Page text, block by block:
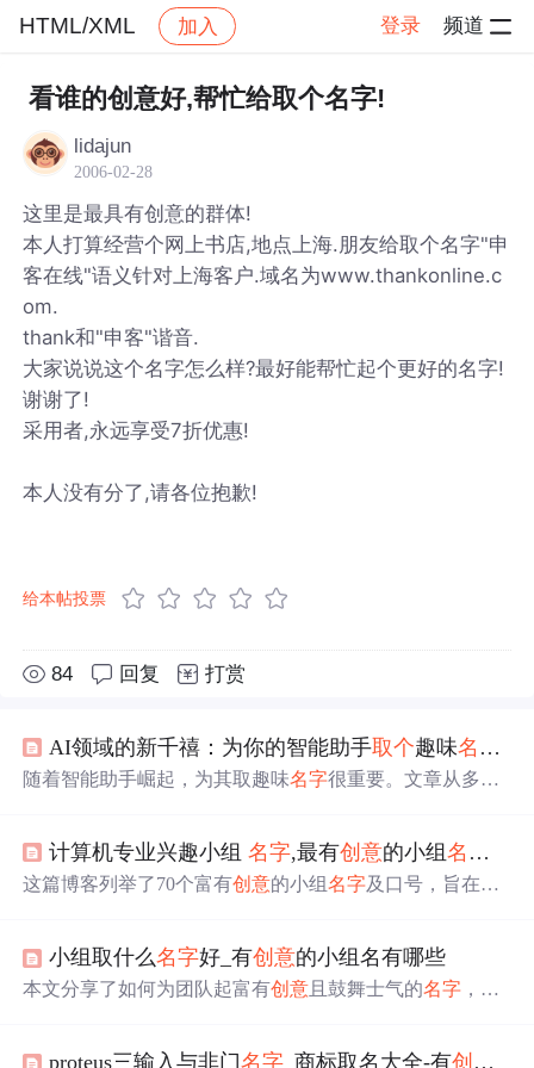
HTML/XML 加入 登录 频道
社区 HTML/XML 帖子详情
看谁的创意好,帮忙给取个名字!
lidajun
2006-02-28
这里是最具有创意的群体!
本人打算经营个网上书店,地点上海.朋友给取个名字"申
客在线"语义针对上海客户.域名为www.thankonline.c
om.
thank和"申客"谐音.
大家说说这个名字怎么样?最好能帮忙起个更好的名字!
谢谢了!
采用者,永远享受7折优惠!
本人没有分了,请各位抱歉!
给本帖投票
84 回复 打赏
AI领域的新千禧：为你的智能助手取个趣味名字
随着智能助手崛起，为其取趣味名字很重要。文章从多方
调好名字能提升互动乐趣，让科技与生活美好结合。
计算机专业兴趣小组名字,最有创意的小组名字
这篇博客列举了70个富有创意的小组名字及口号，旨在激
活中团队合作的重要性。这些口号如‘拥有一颗上进的心，
才能取得成功’和‘插上梦想的翅膀，飞向智慧的天堂’，鼓
小组取什么名字好_有创意的小组名有哪些
本文分享了如何为团队起富有创意 且鼓舞士气的名字 ，列
proteus三输入与非门名字 _商标取名大全-有创意